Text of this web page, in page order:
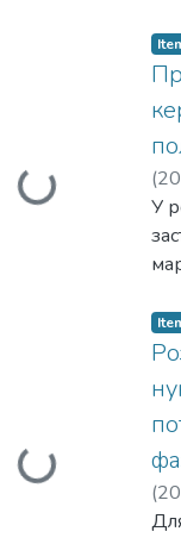
Loading... (
У
що
Loading... (